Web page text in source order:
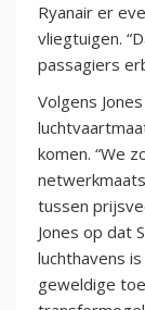
Ryanair er
vliegtuigen.
passagiers
Volgens
komen. “We
tussen
Jones op dat
luchthavens
geweldige